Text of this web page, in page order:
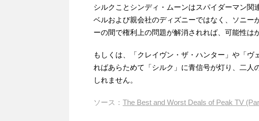
シルクことシンディ・ムーンはスパイダーマン関
ベルおよび親会社のディズニーではなく、ソニー
ーの間で権利上の問題が解消されれば、可能性は
もしくは、「クレイヴン・ザ・ハンター」や「
ればあらためて「シルク」に青信号が灯り、二人
しれません。
ソース： The Best and Worst Deals of Peak TV